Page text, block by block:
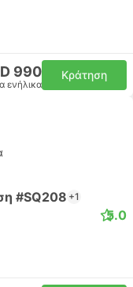
990
ενήλικα
Κράτηση
#SQ208 +1
5.0